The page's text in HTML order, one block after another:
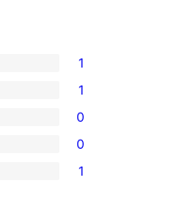
1
1
0
0
1